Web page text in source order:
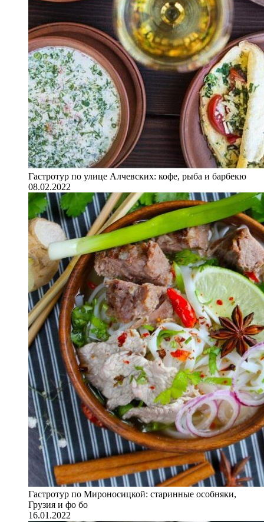
Гастротур по улице Алчевских: кофе, рыба и барбекю
08.02.2022
Гастротур по Мироносицкой: старинные особняки,
Грузия и фо бо
16.01.2022